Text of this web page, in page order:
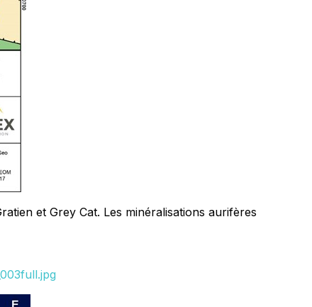
et Grey Cat. Les minéralisations aurifères